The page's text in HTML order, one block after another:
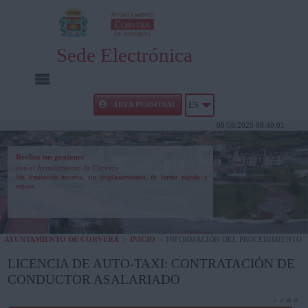
Sede Electrónica
INICIO
CARPETA CIUDADANA
AYUDA
ÁREA PERSONAL ES
08/08/2026 09:49:01
Realiza tus gestiones
con el Ayuntamiento de Corvera
Sin limitación horaria, sin desplazamientos, de forma rápida y
segura.
AYUNTAMIENTO DE CORVERA INICIO INFORMACIÓN DEL PROCEDIMIENTO
LICENCIA DE AUTO-TAXI: CONTRATACIÓN DE
CONDUCTOR ASALARIADO